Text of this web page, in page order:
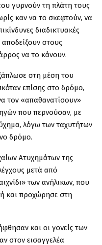
γυρνούν τη πλάτη τους
καν να το σκεφτούν, να
διαδικτυακές
στους
να το κάνουν.
στη μέση του
επίσης στο δρόμο,
τον «απαθανατίσουν»
που περνούσαν, με
λόγω των ταχυτήτων
δρόμο.
Ατυχημάτων της
μετά από
των ανήλικων, που
και προχώρησε στη
και οι γονείς των
στον εισαγγελέα